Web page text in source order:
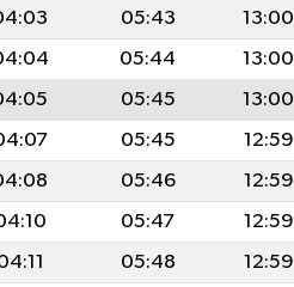
05:43 13:00
05:44 13:00
05:45 13:00
05:45 12:59
05:46 12:59
05:47 12:59
05:48 12:59